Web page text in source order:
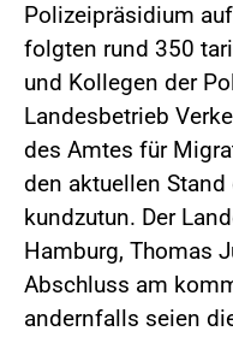
Polizeipräsidium
folgten rund 350
und Kollegen der
Landesbetrieb
des Amtes für
den aktuellen
kundzutun. Der
Hamburg, Thomas
Abschluss am
andernfalls seien